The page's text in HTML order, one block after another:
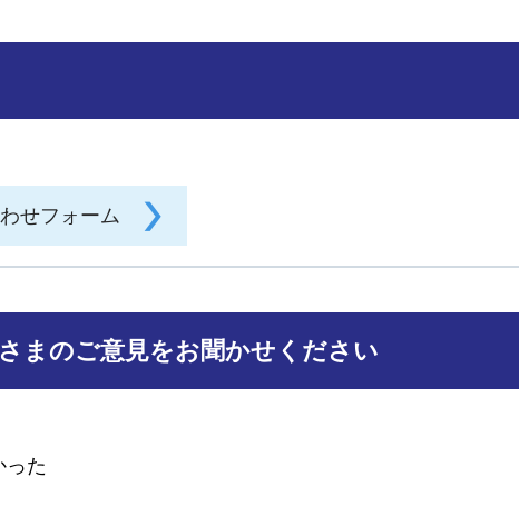
まのご意見をお聞かせください
った